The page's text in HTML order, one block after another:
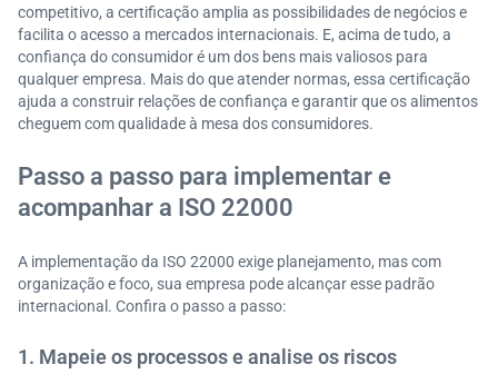
competitivo, a certificação amplia as possibilidades de negócios e
facilita o acesso a mercados internacionais. E, acima de tudo, a
confiança do consumidor é um dos bens mais valiosos para
qualquer empresa. Mais do que atender normas, essa certificação
ajuda a construir relações de confiança e garantir que os alimentos
cheguem com qualidade à mesa dos consumidores.
Passo a passo para implementar e
acompanhar a ISO 22000
A implementação da ISO 22000 exige planejamento, mas com
organização e foco, sua empresa pode alcançar esse padrão
internacional. Confira o passo a passo:
1. Mapeie os processos e analise os riscos